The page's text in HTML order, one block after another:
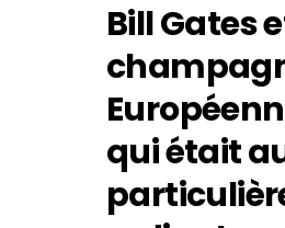
Bill Gates
qui était